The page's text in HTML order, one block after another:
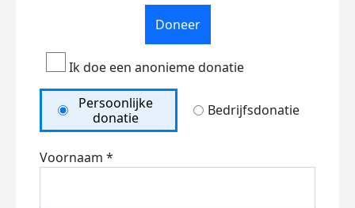
Doneer
Ik doe een anonieme donatie
Persoonlijke
donatie
Bedrijfsdonatie
Voornaam *